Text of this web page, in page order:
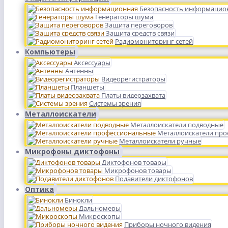
Безопасность
Генераторы шума
Защита переговоров
Защита средств связи
Радиомониторинг сетей
Компьютеры
Аксессуары
Антенны
Видеорегистраторы
Планшеты
Платы видеозахвата
Системы зрения
Металлоискатели
Металлоискатели подводные
Металлоискатели
Металлоискатели ручные
Микрофоны диктофоны
Диктофонов товары
Микрофонов товары
Подавители диктофонов
Оптика
Бинокли
Дальномеры
Микроскопы
Приборы ночного видения